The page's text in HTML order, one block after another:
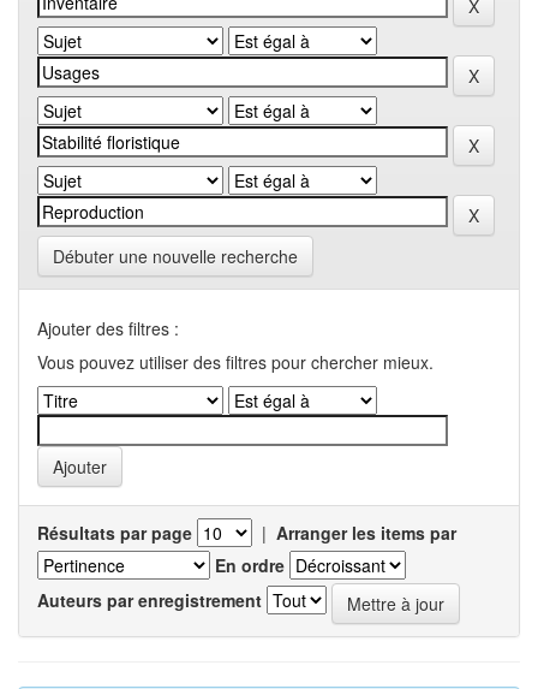
Débuter une nouvelle recherche
Ajouter des filtres :
Vous pouvez utiliser des filtres pour chercher mieux.
Résultats par page | Arranger les items par
En ordre
Auteurs par enregistrement